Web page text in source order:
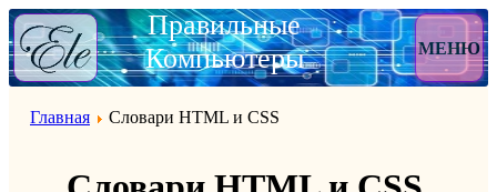
Правильные
Компьютеры
МЕНЮ
Главная Словари HTML и CSS